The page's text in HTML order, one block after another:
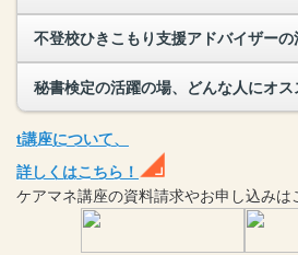
秘書検定の活躍の場、どんな人にオス
t講座について、
詳しくはこちら！
ケアマネ講座の資料請求やお申し込みは